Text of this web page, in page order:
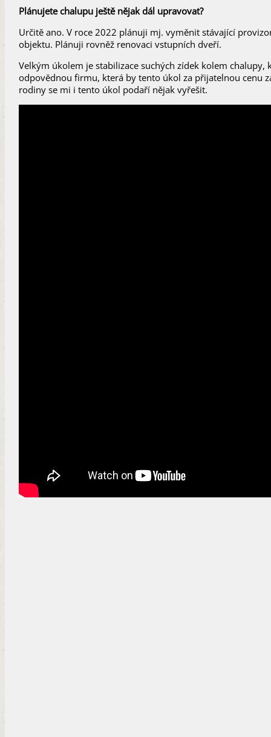
Plánujete chalupu ještě nějak dál upravovat?
Určitě ano. V roce 2022 plánuji mj. vyměnit stávající
objektu. Plánuji rovněž renovaci vstupních dveří.
Velkým úkolem je stabilizace suchých zídek kolem
odpovědnou firmu, která by tento úkol za přijatelnou cenu
rodiny se mi i tento úkol podaří nějak vyřešit.